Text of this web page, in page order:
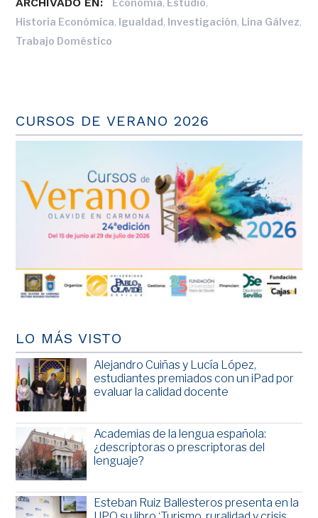
ARCHIVADO EN: Economía, Estudio,
Historia Económica, Igualdad, Investigación, Lina Gálvez,
Trabajo Doméstico
CURSOS DE VERANO 2026
LO MÁS VISTO
Alejandro Cuiñas y Lucía López,
estudiantes premiados con un iPad por
evaluar la calidad docente
Academias de la lengua española:
¿descriptoras o prescriptoras del
lenguaje?
Esteban Ruiz Ballesteros presenta en la